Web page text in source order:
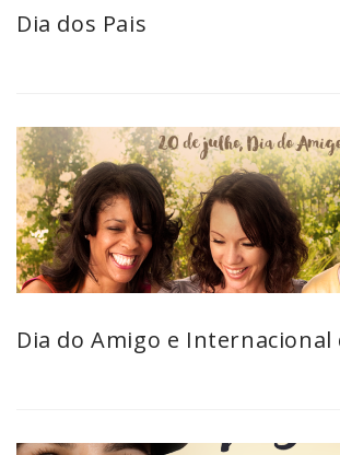
Dia dos Pais
Dia do Amigo e Internacional